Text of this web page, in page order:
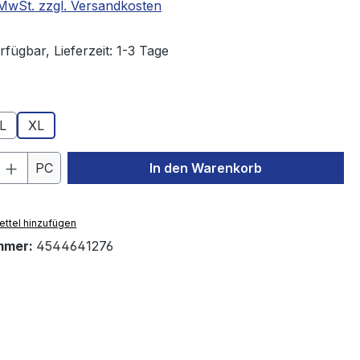
zzgl. Versandkosten
Lieferzeit: 1-3 Tage
L XL
Anzahl: Gib den gewünschten Wert
PC In den Warenkorb
hinzufügen
4544641276